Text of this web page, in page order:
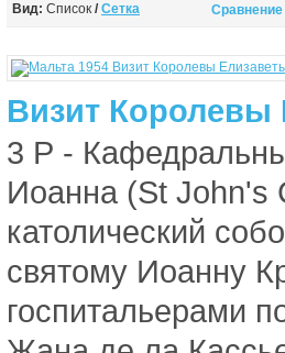
Вид: Список / Сетка Сравнение
Визит Королевы
3 Р -
Иоанна (St John's
католический
святому Иоанну
госпитальерами